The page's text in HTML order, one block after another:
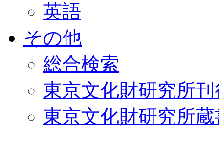
英語
その他
総合検索
東京文化財研究所
東京文化財研究所